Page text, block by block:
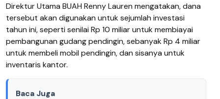
Direktur Utama BUAH Renny Lauren mengatakan, dana
tersebut akan digunakan untuk sejumlah investasi
tahun ini, seperti senilai Rp 10 miliar untuk membiayai
pembangunan gudang pendingin, sebanyak Rp 4 miliar
untuk membeli mobil pendingin, dan sisanya untuk
inventaris kantor.
Baca Juga